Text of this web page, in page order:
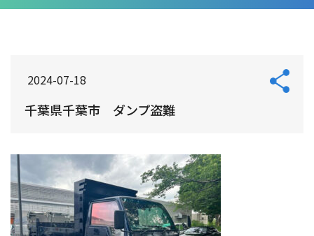
2024-07-18
千葉県千葉市 ダンプ盗難